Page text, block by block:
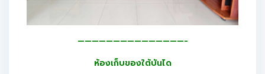
———————————————-
ห้องเก็บของใต้บันได